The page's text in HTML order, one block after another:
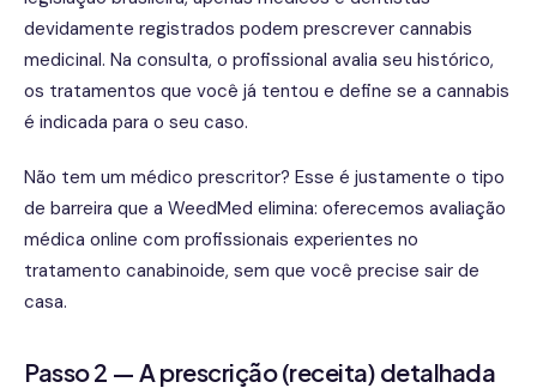
devidamente registrados podem prescrever cannabis
medicinal. Na consulta, o profissional avalia seu histórico,
os tratamentos que você já tentou e define se a cannabis
é indicada para o seu caso.
Não tem um médico prescritor? Esse é justamente o tipo
de barreira que a WeedMed elimina: oferecemos avaliação
médica online com profissionais experientes no
tratamento canabinoide, sem que você precise sair de
casa.
Passo 2 — A prescrição (receita) detalhada